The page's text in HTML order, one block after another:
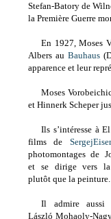
Stefan-Batory de
la Première Guerre
En 1927, Moses
Albers au Bauhaus
apparence et leur
Moses
et Hinnerk Scheper
Ils s’intéresse à
films de
photomontages de
et se dirige vers la
plutôt que la peinture.
Il admire
László Mohaoly-